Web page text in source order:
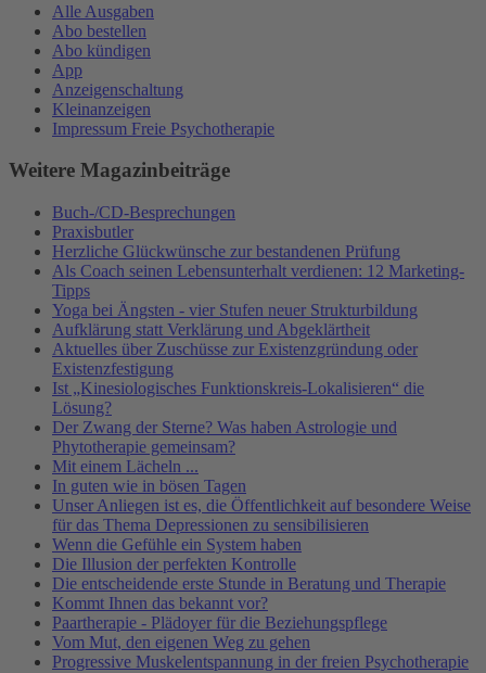
Alle Ausgaben
Abo bestellen
Abo kündigen
App
Anzeigenschaltung
Kleinanzeigen
Impressum Freie Psychotherapie
Weitere Magazinbeiträge
Buch-/CD-Besprechungen
Praxisbutler
Herzliche Glückwünsche zur bestandenen Prüfung
Als Coach seinen Lebensunterhalt verdienen: 12 Marketing-
Tipps
Yoga bei Ängsten - vier Stufen neuer Strukturbildung
Aufklärung statt Verklärung und Abgeklärtheit
Aktuelles über Zuschüsse zur Existenzgründung oder
Existenzfestigung
Ist „Kinesiologisches Funktionskreis-Lokalisieren“ die
Lösung?
Der Zwang der Sterne? Was haben Astrologie und
Phytotherapie gemeinsam?
Mit einem Lächeln ...
In guten wie in bösen Tagen
Unser Anliegen ist es, die Öffentlichkeit auf besondere Weise
für das Thema Depressionen zu sensibilisieren
Wenn die Gefühle ein System haben
Die Illusion der perfekten Kontrolle
Die entscheidende erste Stunde in Beratung und Therapie
Kommt Ihnen das bekannt vor?
Paartherapie - Plädoyer für die Beziehungspflege
Vom Mut, den eigenen Weg zu gehen
Progressive Muskelentspannung in der freien Psychotherapie